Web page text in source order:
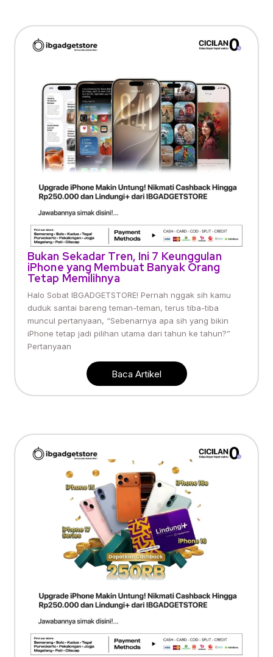
Bukan Sekadar Tren, Ini 7 Keunggulan
iPhone yang Membuat Banyak Orang
Tetap Memilihnya
Halo Sobat IBGADGETSTORE! Pernah nggak sih kamu
duduk santai bareng teman-teman, terus tiba-tiba
muncul pertanyaan, “Sebenarnya apa sih yang bikin
iPhone tetap jadi pilihan utama dari tahun ke tahun?”
Pertanyaan
Baca Artikel